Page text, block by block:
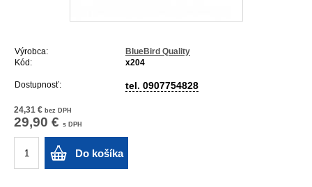
Výrobca:
BlueBird Quality
Kód:
x204
Dostupnosť: tel. 0907754828
24,31 € bez DPH
29,90 € s DPH
Do košíka